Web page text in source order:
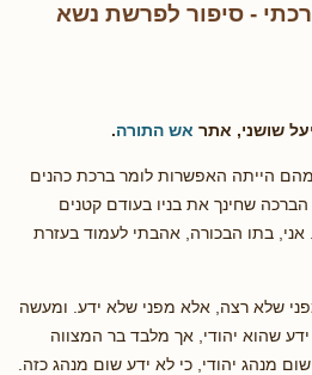
- סיפור לפרשת נשא
שושני, אתר אש התורה.
הייתה האפשרות לומר ברכת כהנים
שחינך את בניו בעודם קטנים
אני, בתו הבכורה, אהבתי לעמוד בעזרת
שלא רצה, אלא מפני שלא ידע. ומעשה
שהוא יהודי, אך מלבד בר המצווה
מנהג יהודי, כי לא ידע שום מנהג כזה.